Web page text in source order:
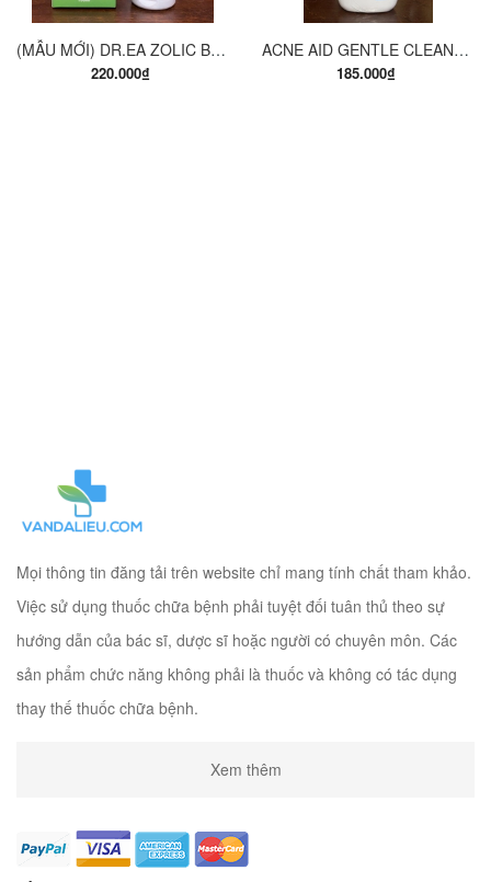
(MẪU MỚI) DR.EA ZOLIC BODY CLEANSING MILK 150ML. SỮA TẮM Y KHOA
220.000₫
ACNE AID GENTLE CLEANSER 100ML. SỮA RỬA MẶT THÍCH HỢP CHO DA NHỜN VÀ MỤN.
185.000₫
Mọi thông tin đăng tải trên website chỉ mang tính chất tham khảo.
Việc sử dụng thuốc chữa bệnh phải tuyệt đối tuân thủ theo sự
hướng dẫn của bác sĩ, dược sĩ hoặc người có chuyên môn. Các
sản phẩm chức năng không phải là thuốc và không có tác dụng
thay thế thuốc chữa bệnh.
Xem thêm